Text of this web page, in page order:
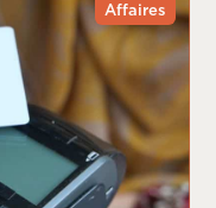
Affaires